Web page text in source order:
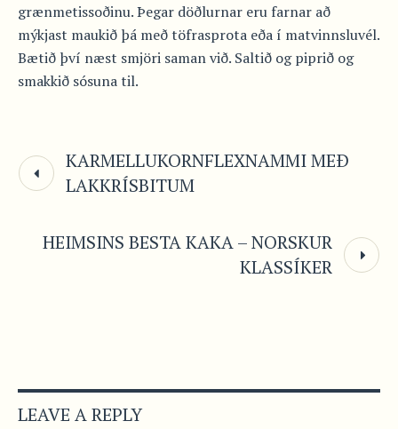
grænmetissoðinu. Þegar döðlurnar eru farnar að
mýkjast maukið þá með töfrasprota eða í matvinnsluvél.
Bætið því næst smjöri saman við. Saltið og piprið og
smakkið sósuna til.
KARMELLUKORNFLEXNAMMI MEÐ
LAKKRÍSBITUM
HEIMSINS BESTA KAKA – NORSKUR
KLASSÍKER
LEAVE A REPLY